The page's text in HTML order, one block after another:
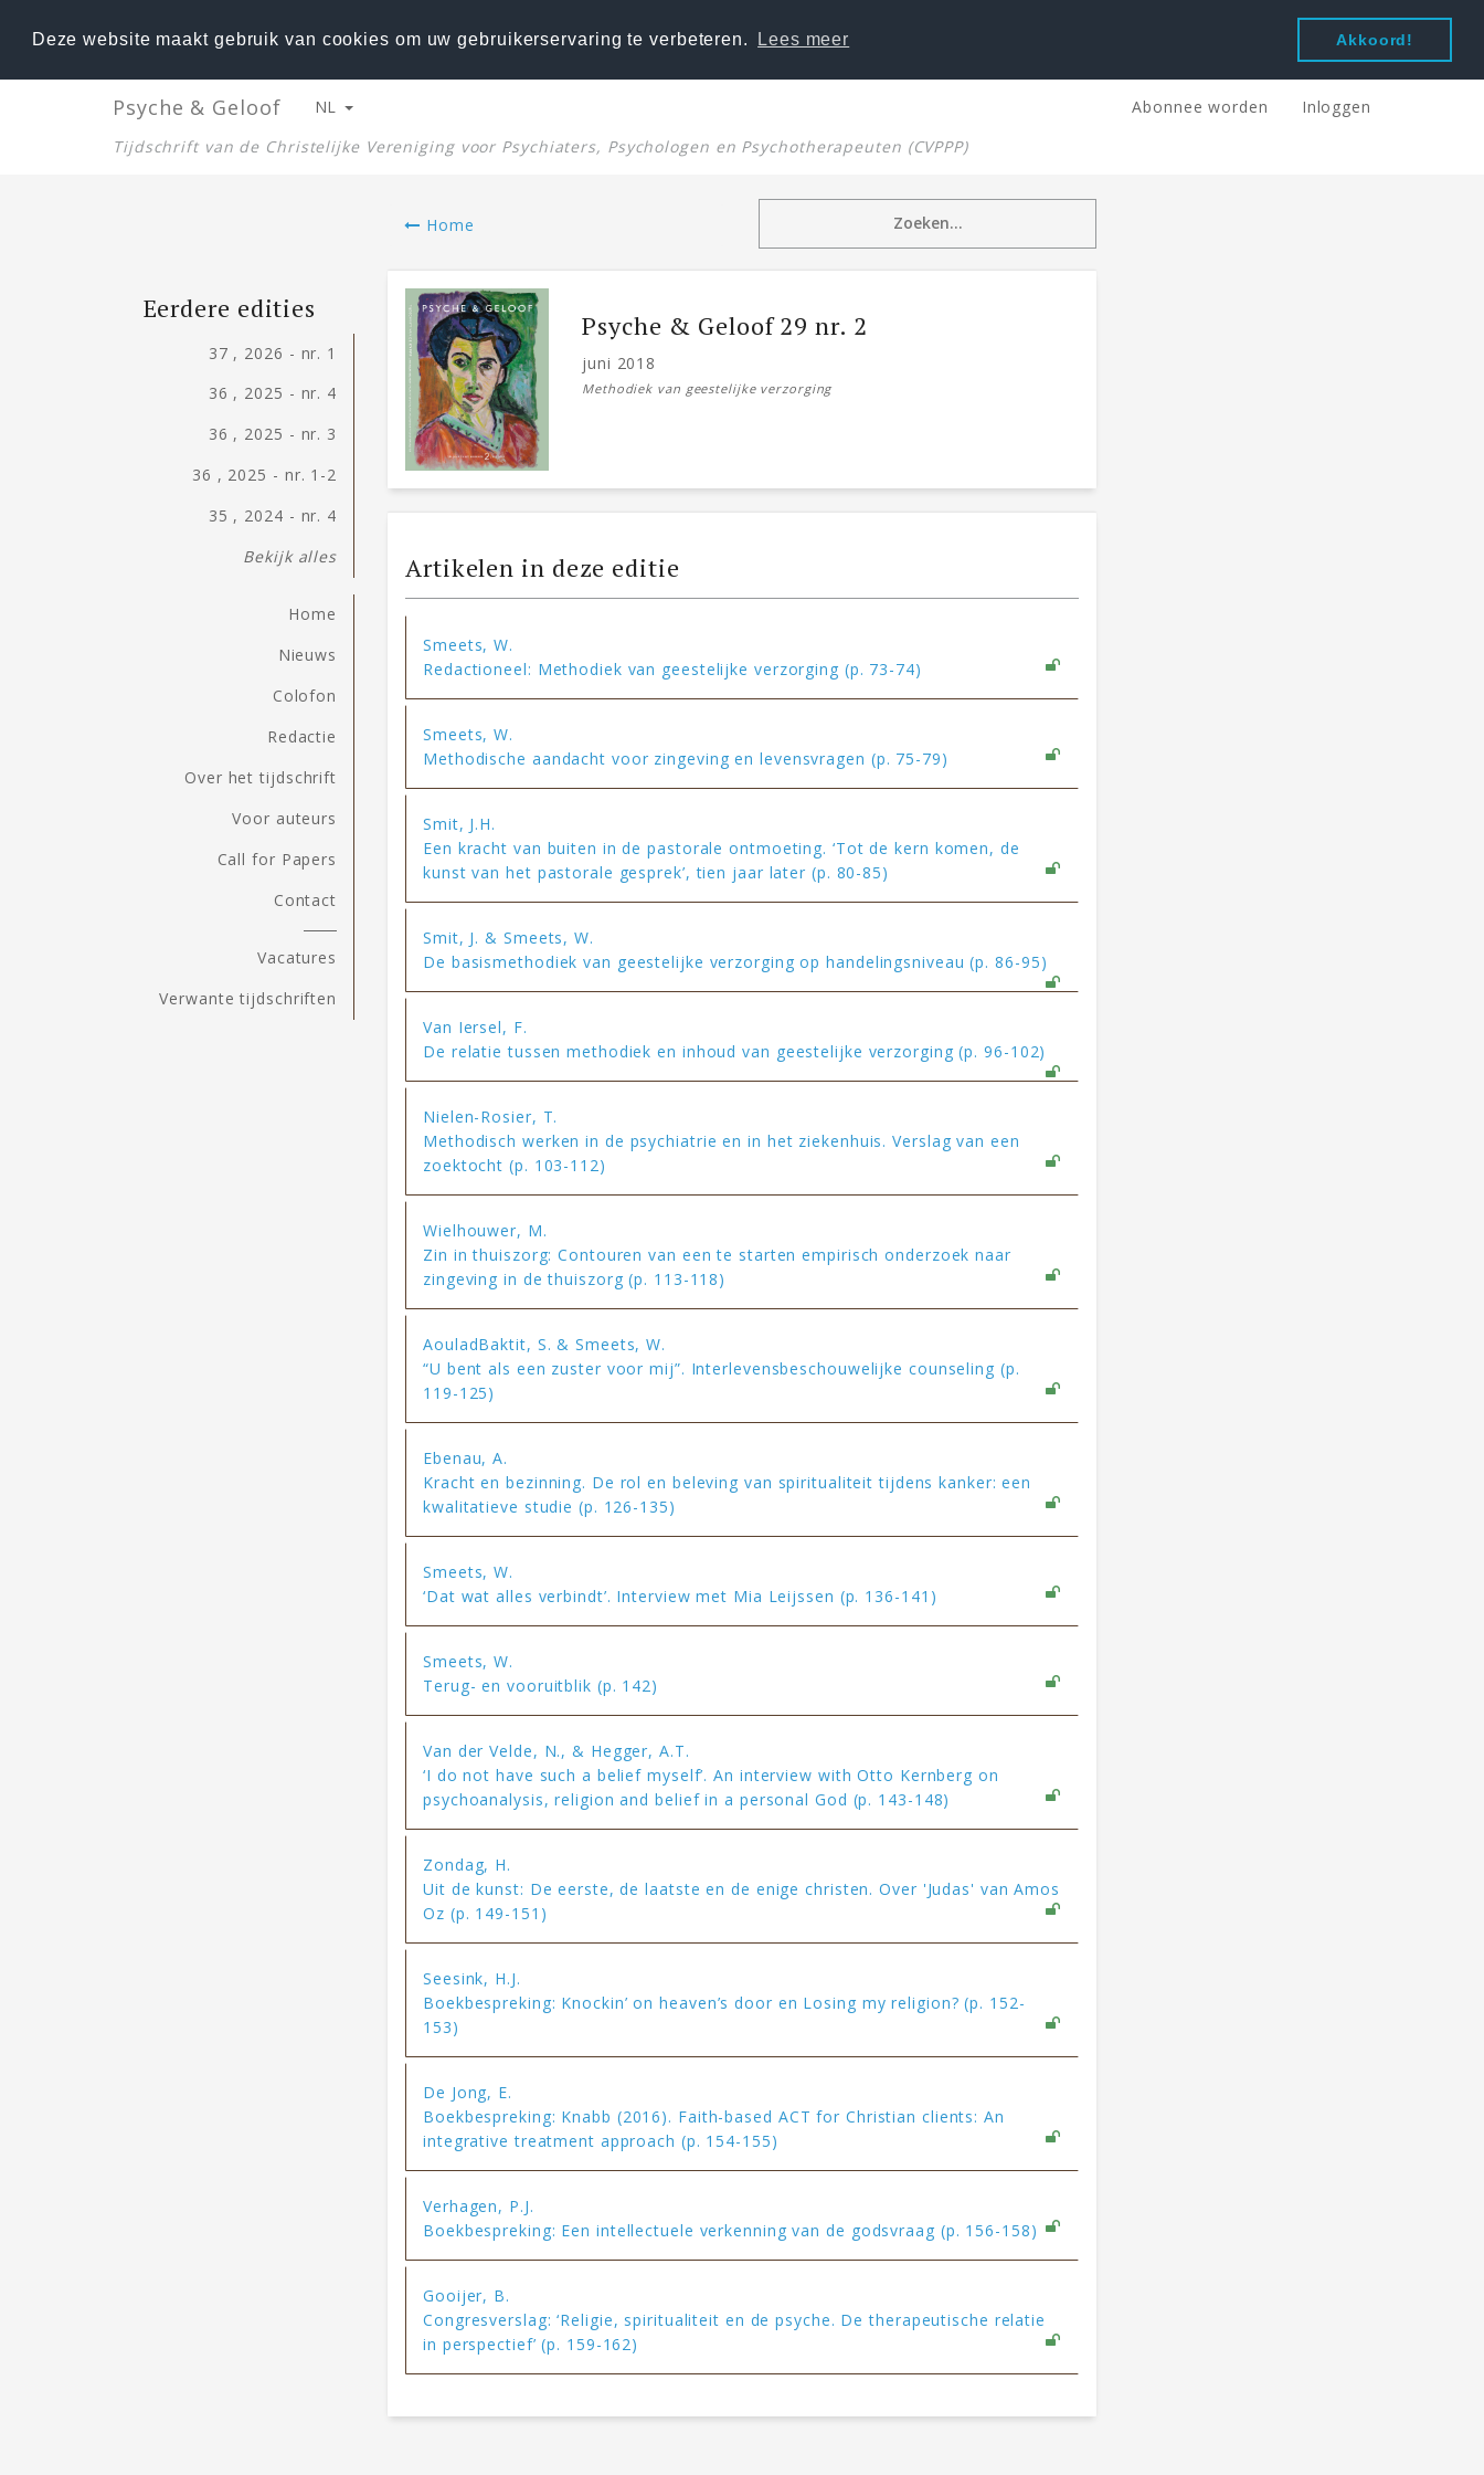
Deze website maakt gebruik van cookies om uw gebruikerservaring te verbeteren. Lees meer Akkoord!
Psyche & Geloof NL Abonnee worden
Inloggen
Tijdschrift van de Christelijke Vereniging voor Psychiaters, Psychologen en Psychotherapeuten (CVPPP)
Home
Eerdere edities
37 , 2026 - nr. 1
36 , 2025 - nr. 4
36 , 2025 - nr. 3
36 , 2025 - nr. 1-2
35 , 2024 - nr. 4
Bekijk alles
Home
Nieuws
Colofon
Redactie
Over het tijdschrift
Voor auteurs
Call for Papers
Contact
Vacatures
Verwante tijdschriften
Psyche & Geloof 29 nr. 2
juni 2018
Methodiek van geestelijke verzorging
Artikelen in deze editie
Smeets, W.
Redactioneel: Methodiek van geestelijke verzorging (p. 73-74)
Smeets, W.
Methodische aandacht voor zingeving en levensvragen (p. 75-79)
Smit, J.H.
Een kracht van buiten in de pastorale ontmoeting. ‘Tot de kern komen, de
kunst van het pastorale gesprek’, tien jaar later (p. 80-85)
Smit, J. & Smeets, W.
De basismethodiek van geestelijke verzorging op handelingsniveau (p. 86-95)
Van Iersel, F.
De relatie tussen methodiek en inhoud van geestelijke verzorging (p. 96-102)
Nielen-Rosier, T.
Methodisch werken in de psychiatrie en in het ziekenhuis. Verslag van een
zoektocht (p. 103-112)
Wielhouwer, M.
Zin in thuiszorg: Contouren van een te starten empirisch onderzoek naar
zingeving in de thuiszorg (p. 113-118)
AouladBaktit, S. & Smeets, W.
“U bent als een zuster voor mij”. Interlevensbeschouwelijke counseling (p.
119-125)
Ebenau, A.
Kracht en bezinning. De rol en beleving van spiritualiteit tijdens kanker: een
kwalitatieve studie (p. 126-135)
Smeets, W.
‘Dat wat alles verbindt’. Interview met Mia Leijssen (p. 136-141)
Smeets, W.
Terug- en vooruitblik (p. 142)
Van der Velde, N., & Hegger, A.T.
‘I do not have such a belief myself’. An interview with Otto Kernberg on
psychoanalysis, religion and belief in a personal God (p. 143-148)
Zondag, H.
Uit de kunst: De eerste, de laatste en de enige christen. Over 'Judas' van Amos
Oz (p. 149-151)
Seesink, H.J.
Boekbespreking: Knockin’ on heaven’s door en Losing my religion? (p. 152-
153)
De Jong, E.
Boekbespreking: Knabb (2016). Faith-based ACT for Christian clients: An
integrative treatment approach (p. 154-155)
Verhagen, P.J.
Boekbespreking: Een intellectuele verkenning van de godsvraag (p. 156-158)
Gooijer, B.
Congresverslag: ‘Religie, spiritualiteit en de psyche. De therapeutische relatie
in perspectief’ (p. 159-162)